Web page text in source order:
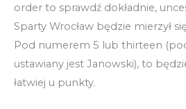
order to sprawdź dokładnie,
Sparty Wrocław będzie mierzył
Pod numerem 5 lub thirteen
ustawiany jest Janowski), to
łatwiej u punkty.